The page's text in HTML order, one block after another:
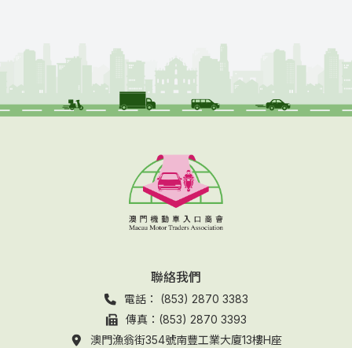
聯絡我們
電話： (853) 2870 3383
傳真：(853) 2870 3393
澳門漁翁街354號南豐工業大廈13樓H座